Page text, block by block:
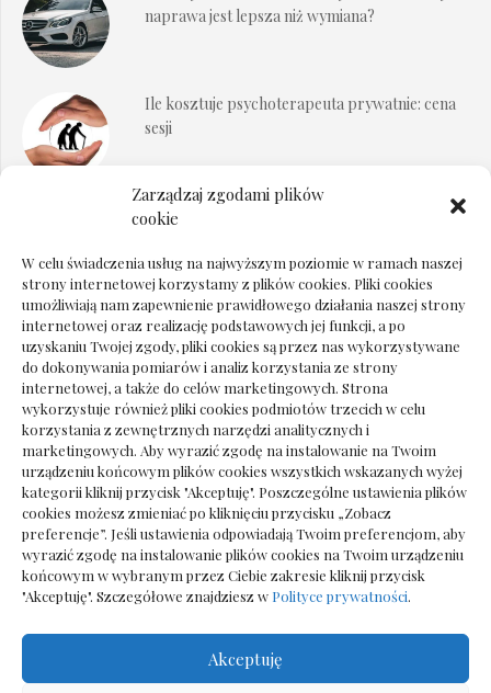
Zarządzaj zgodami plików
cookie
W celu świadczenia usług na najwyższym poziomie w ramach naszej
strony internetowej korzystamy z plików cookies. Pliki cookies
umożliwiają nam zapewnienie prawidłowego działania naszej strony
internetowej oraz realizację podstawowych jej funkcji, a po
uzyskaniu Twojej zgody, pliki cookies są przez nas wykorzystywane
do dokonywania pomiarów i analiz korzystania ze strony
internetowej, a także do celów marketingowych. Strona
wykorzystuje również pliki cookies podmiotów trzecich w celu
korzystania z zewnętrznych narzędzi analitycznych i
marketingowych. Aby wyrazić zgodę na instalowanie na Twoim
urządzeniu końcowym plików cookies wszystkich wskazanych wyżej
kategorii kliknij przycisk "Akceptuję". Poszczególne ustawienia plików
cookies możesz zmieniać po kliknięciu przycisku „Zobacz
preferencje”. Jeśli ustawienia odpowiadają Twoim preferencjom, aby
wyrazić zgodę na instalowanie plików cookies na Twoim urządzeniu
końcowym w wybranym przez Ciebie zakresie kliknij przycisk
"Akceptuję". Szczegółowe znajdziesz w Polityce prywatności.
Akceptuję
naprawa jest lepsza niż wymiana?
Ile kosztuje psychoterapeuta prywatnie: cena
sesji
Dokumenty do odbioru przy zmianie biura
Deska podłogowa do salonu: jak wybrać bez
pośpiechu